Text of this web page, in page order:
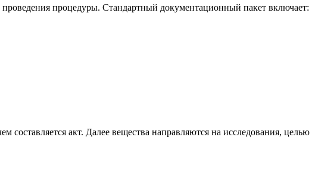
процедуры. Стандартный документационный пакет включает:
составляется акт. Далее вещества направляются на исследования, целью